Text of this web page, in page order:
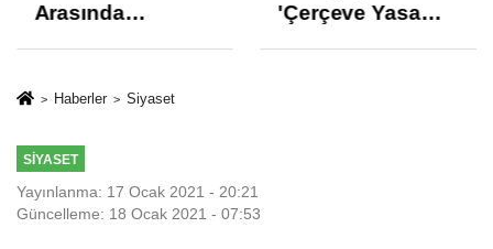
Arasında
Protokolü
'Çerçeve Yasa
Haberler Siyaset
SIYASET
Yayınlanma: 17 Ocak 2021 - 20:21
Güncelleme: 18 Ocak 2021 - 07:53